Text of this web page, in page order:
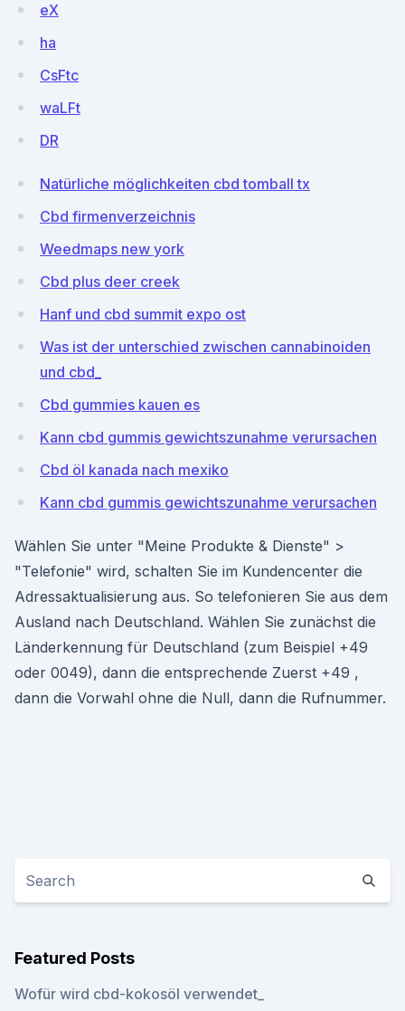
eX
ha
CsFtc
waLFt
DR
Natürliche möglichkeiten cbd tomball tx
Cbd firmenverzeichnis
Weedmaps new york
Cbd plus deer creek
Hanf und cbd summit expo ost
Was ist der unterschied zwischen cannabinoiden
und cbd_
Cbd gummies kauen es
Kann cbd gummis gewichtszunahme verursachen
Cbd öl kanada nach mexiko
Kann cbd gummis gewichtszunahme verursachen
Wählen Sie unter "Meine Produkte & Dienste" >
"Telefonie" wird, schalten Sie im Kundencenter die
Adressaktualisierung aus. So telefonieren Sie aus dem
Ausland nach Deutschland. Wählen Sie zunächst die
Länderkennung für Deutschland (zum Beispiel +49
oder 0049), dann die entsprechende Zuerst +49 ,
dann die Vorwahl ohne die Null, dann die Rufnummer.
Featured Posts
Wofür wird cbd-kokosöl verwendet_